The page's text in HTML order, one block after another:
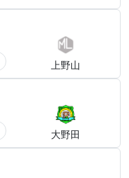
上野山
大野田